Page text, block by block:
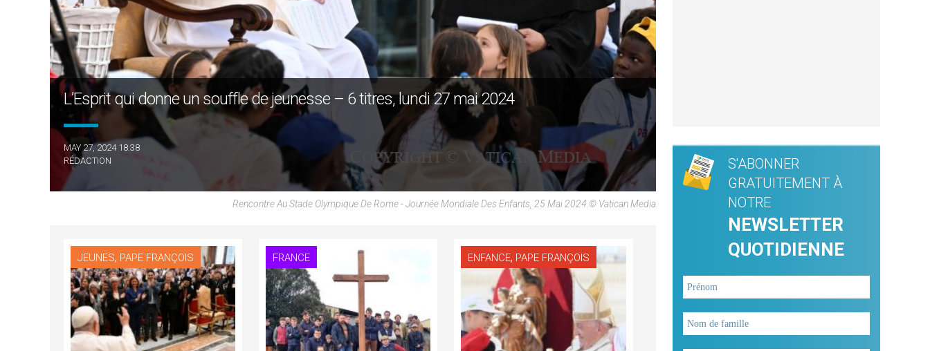
L’Esprit qui donne un souffle de jeunesse – 6 titres, lundi 27 mai 2024
MAY 27, 2024 18:38
RÉDACTION
Rencontre Au Stade Olympique De Rome - Journée Mondiale Des Enfants, 25 Mai 2024 © Vatican Media
JEUNES, PAPE FRANÇOIS FRANCE ENFANCE, PAPE FRANÇOIS
S'ABONNER
GRATUITEMENT À
NOTRE
NEWSLETTER
QUOTIDIENNE